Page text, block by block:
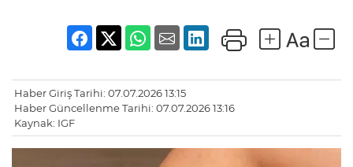
Haber Giriş Tarihi: 07.07.2026 13:15
Haber Güncellenme Tarihi: 07.07.2026 13:16
Kaynak: IGF